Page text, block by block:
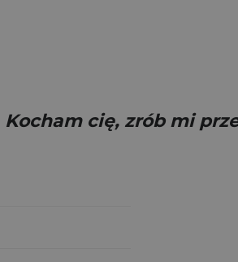
Kocham cię, zrób mi